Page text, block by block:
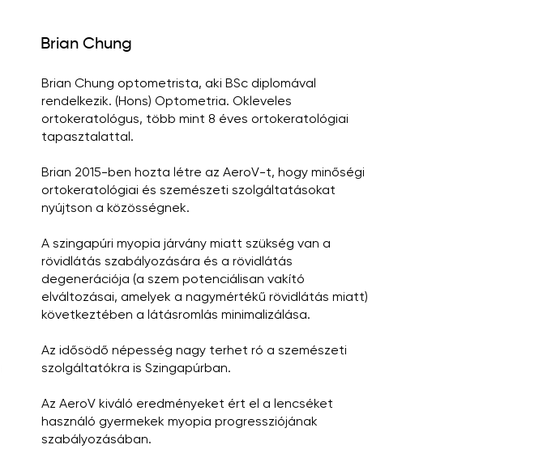
Brian Chung
Brian Chung optometrista, aki BSc diplomával
rendelkezik. (Hons) Optometria. Okleveles
ortokeratológus, több mint 8 éves ortokeratológiai
tapasztalattal.
Brian 2015-ben hozta létre az AeroV-t, hogy minőségi
ortokeratológiai és szemészeti szolgáltatásokat
nyújtson a közösségnek.
A szingapúri myopia járvány miatt szükség van a
rövidlátás szabályozására és a rövidlátás
degenerációja (a szem potenciálisan vakító
elváltozásai, amelyek a nagymértékű rövidlátás miatt)
következtében a látásromlás minimalizálása.
Az idősödő népesség nagy terhet ró a szemészeti
szolgáltatókra is Szingapúrban.
Az AeroV kiváló eredményeket ért el a lencséket
használó gyermekek myopia progressziójának
szabályozásában.